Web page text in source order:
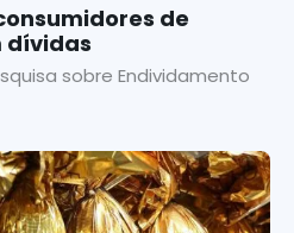
de
dívidas
sobre Endividamento